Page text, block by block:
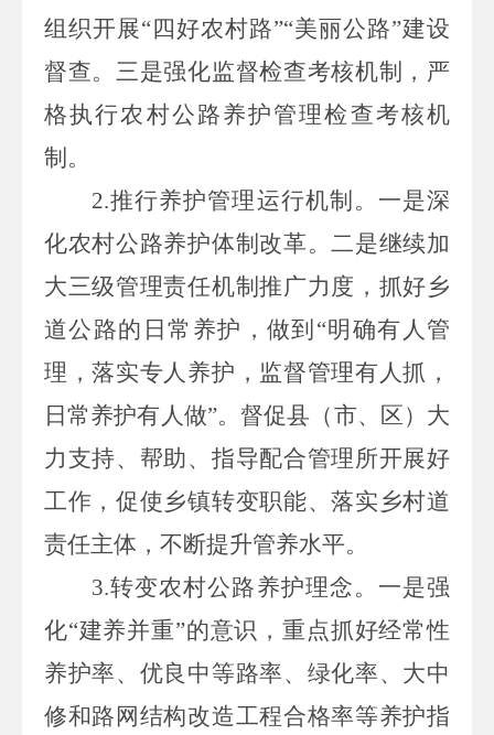
组织开展“四好农村路”“美丽公路”建设
督查。三是强化监督检查考核机制，严
格执行农村公路养护管理检查考核机
制。
2.推行养护管理运行机制。一是深
化农村公路养护体制改革。二是继续加
大三级管理责任机制推广力度，抓好乡
道公路的日常养护，做到“明确有人管
理，落实专人养护，监督管理有人抓，
日常养护有人做”。督促县（市、区）大
力支持、帮助、指导配合管理所开展好
工作，促使乡镇转变职能、落实乡村道
责任主体，不断提升管养水平。
3.转变农村公路养护理念。一是强
化“建养并重”的意识，重点抓好经常性
养护率、优良中等路率、绿化率、大中
修和路网结构改造工程合格率等养护指